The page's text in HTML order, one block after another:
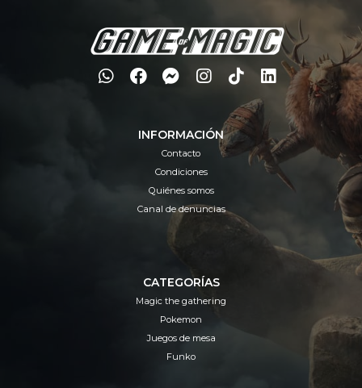
INFORMACIÓN
Contacto
Condiciones
Quiénes somos
Canal de denuncias
CATEGORÍAS
Magic the gathering
Pokemon
Juegos de mesa
Funko